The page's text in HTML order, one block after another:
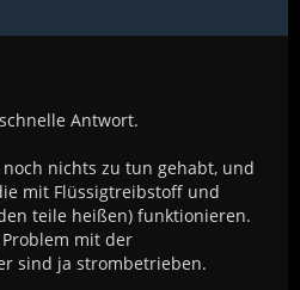
Antwort.
nichts zu tun gehabt, und
mit Flüssigtreibstoff und
teile heißen) funktionieren.
mit der
sind ja strombetrieben.